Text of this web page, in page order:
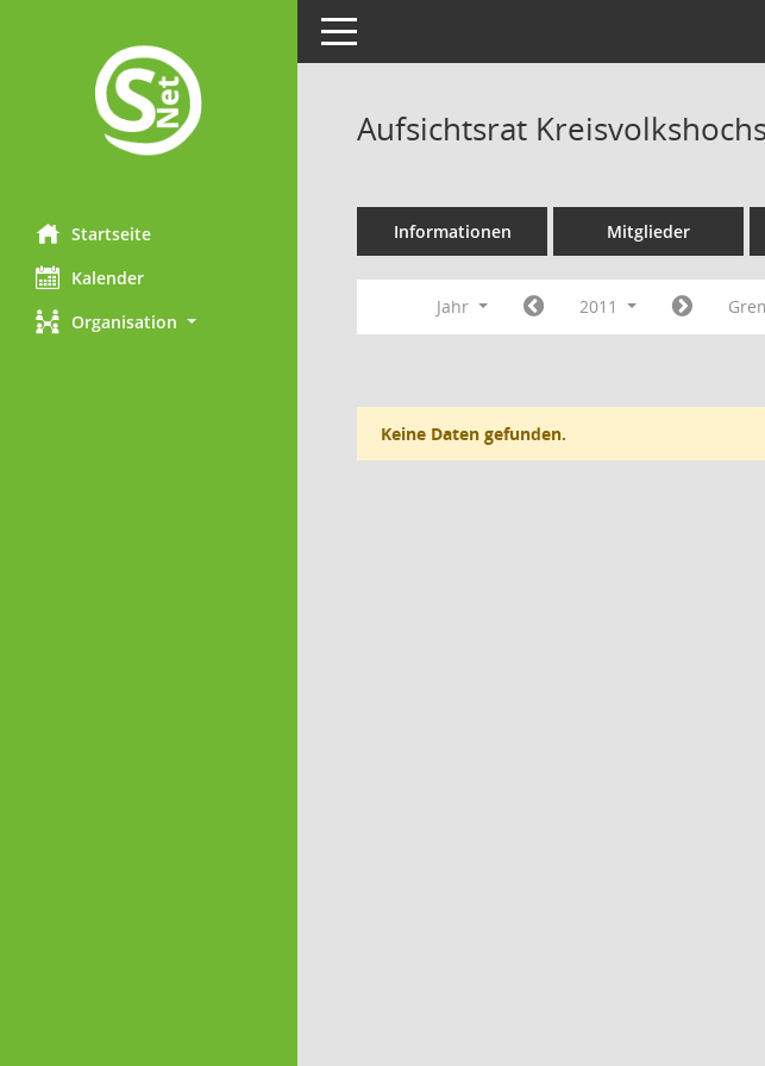
Startseite
Kalender
Organisation
Toggle navigation
Aufsichtsrat
Informationen Mitglieder
Jahr 2011
Keine Daten gefunden.